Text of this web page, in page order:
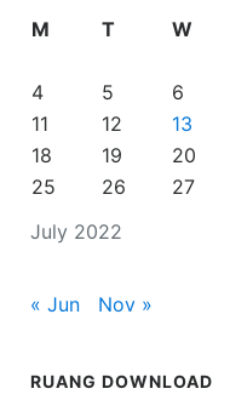
July 2022
M T W
4
5 6
11
12 13
18
19 20
25
26 27
« Jun Nov »
RUANG DOWNLOAD